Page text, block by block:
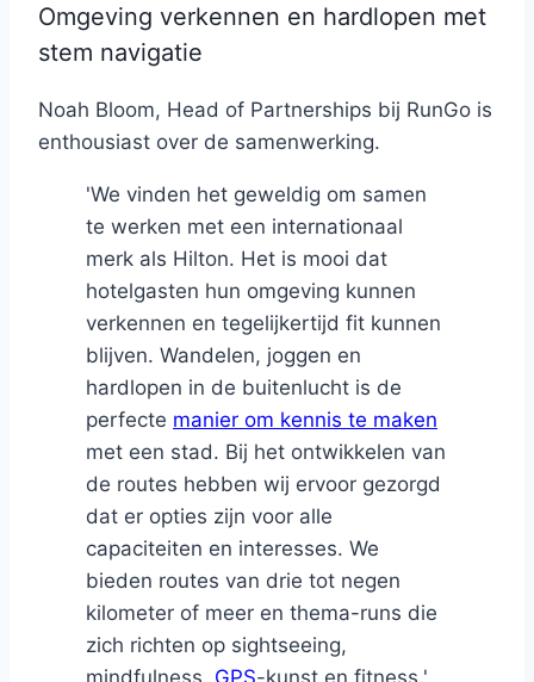
Omgeving verkennen en hardlopen met
stem navigatie
Noah Bloom, Head of Partnerships bij RunGo is
enthousiast over de samenwerking.
'We vinden het geweldig om samen
te werken met een internationaal
merk als Hilton. Het is mooi dat
hotelgasten hun omgeving kunnen
verkennen en tegelijkertijd fit kunnen
blijven. Wandelen, joggen en
hardlopen in de buitenlucht is de
perfecte manier om kennis te maken
met een stad. Bij het ontwikkelen van
de routes hebben wij ervoor gezorgd
dat er opties zijn voor alle
capaciteiten en interesses. We
bieden routes van drie tot negen
kilometer of meer en thema-runs die
zich richten op sightseeing,
mindfulness, GPS-kunst en fitness.'